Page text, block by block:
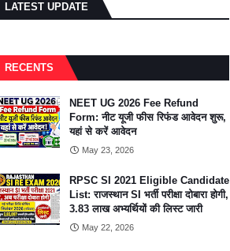
LATEST UPDATE
RECENTS
NEET UG 2026 Fee Refund
Form: नीट यूजी फीस रिफंड आवेदन शुरू,
यहां से करें आवेदन
May 23, 2026
RPSC SI 2021 Eligible Candidate
List: राजस्थान SI भर्ती परीक्षा दोबारा होगी,
3.83 लाख अभ्यर्थियों की लिस्ट जारी
May 22, 2026